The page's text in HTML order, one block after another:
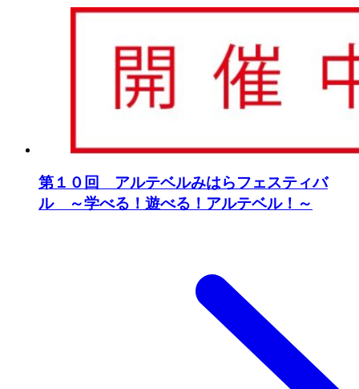
第１０回 アルテベルみはらフェスティバ
ル ～学べる！遊べる！アルテベル！～